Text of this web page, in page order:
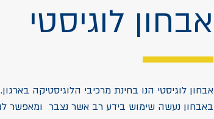
אבחון לוגיסטי
אבחון לוגיסטי הנו בחינת מרכיבי הלוגיסטיקה בארגון.
באבחון נעשה שימוש בידע רב אשר נצבר ומאפשר